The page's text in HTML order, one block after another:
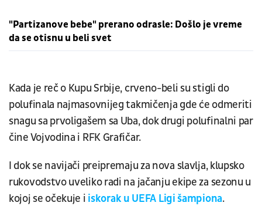
"Partizanove bebe" prerano odrasle: Došlo je vreme
da se otisnu u beli svet
Kada je reč o Kupu Srbije, crveno-beli su stigli do
polufinala najmasovnijeg takmičenja gde će odmeriti
snagu sa prvoligašem sa Uba, dok drugi polufinalni par
čine Vojvodina i RFK Grafičar.
I dok se navijači preipremaju za nova slavlja, klupsko
rukovodstvo uveliko radi na jačanju ekipe za sezonu u
kojoj se očekuje i iskorak u UEFA Ligi šampiona.